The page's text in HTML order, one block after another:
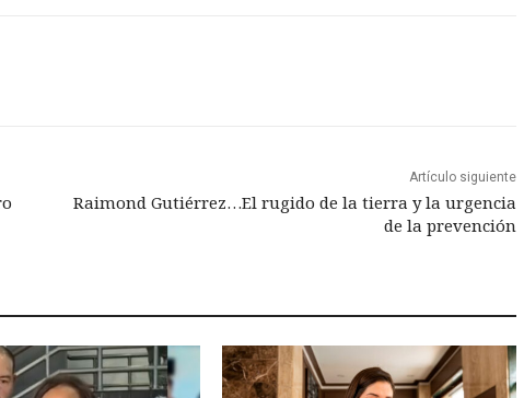
Artículo siguiente
Raimond Gutiérrez…El rugido de la tierra y la urgencia
de la prevención